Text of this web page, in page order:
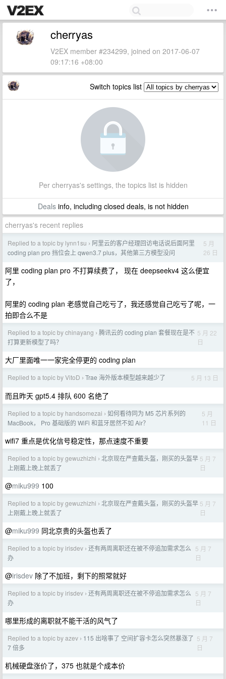
cherryas
V2EX member #234299, joined on 2017-06-07
09:17:16 +08:00
Switch topics list
Per cherryas's settings, the topics list is hidden
Dealsinfo, including closed deals, is not hidden
cherryas's recent replies
Replied to a topic by lynn1su › 阿里云的客户经理回访电话说后面阿里
coding plan pro 挡位会上 qwen3.7 plus，其他第三方模型没问
5 月
26 日
阿里 coding plan pro 不打算续费了， 现在 deepseekv4 这么便宜
了，
阿里的 coding plan 老感觉自己吃亏了，我还感觉自己吃亏了呢，一
拍即合么不是
Replied to a topic by chinayang › 腾讯云的 coding plan 套餐现在是不
打算更新模型了吗？
5 月 22
日
大厂里面唯一一家完全停更的 coding plan
Replied to a topic by VitoD › Trae 海外版本模型越来越少了 5 月 13 日
而且昨天 gpt5.4 排队 600 名绝了
Replied to a topic by handsomezai › 如何看待同为 M5 芯片系列的
MacBook， Pro 基础版的 WiFi 和蓝牙居然不如 Air？
5 月
11 日
wifi7 重点是优化信号稳定性，那点速度不重要
Replied to a topic by gewuzhizhi › 北京现在严查戴头盔，刚买的头盔早
上刚戴上晚上就丢了
5 月 7
日
@miku999 100
Replied to a topic by gewuzhizhi › 北京现在严查戴头盔，刚买的头盔早
上刚戴上晚上就丢了
5 月 7
日
@miku999 同北京贵的头盔也丢了
Replied to a topic by irisdev › 还有两周离职还在被不停追加需求怎么
办
5 月 7
日
@irisdev 除了不加班，剩下的照常就好
Replied to a topic by irisdev › 还有两周离职还在被不停追加需求怎么
办
5 月 7
日
哪里形成的离职就不能干活的风气了
Replied to a topic by azev › 115 出啥事了 空间扩容卡怎么突然暴涨了
7 倍多
5 月 7
日
机械硬盘涨价了，375 也就是个成本价